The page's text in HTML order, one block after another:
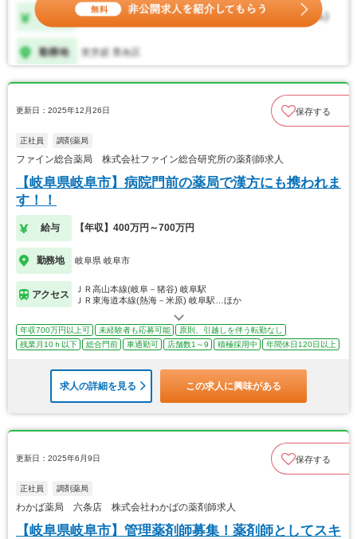
更新日：2025年12月26日 保存する
正社員 調剤薬局
ファイン総合薬局 株式会社ファイン総合研究所の薬剤師求人
【岐阜県岐阜市】病院門前の薬局で漢方にも携われま
す！！
給与 【年収】400万円～700万円
勤務地 岐阜県 岐阜市
アクセス
ＪＲ高山本線(岐阜－猪谷) 岐阜駅
ＪＲ東海道本線(熱海－米原) 岐阜駅…ほか
年収700万円以上可 未経験者も応募可能
原則、引越しを伴う転勤なし
残業月10ｈ以下
総合門前 車通勤可 店舗数1～9 積極採用中 年間休日120日以上
求人の詳細を見る この求人に興味がある
更新日：2025年6月9日 保存する
正社員 調剤薬局
わかば薬局 六条店 株式会社わかばの薬剤師求人
【岐阜県岐阜市】管理薬剤師募集！薬剤師としてスキ